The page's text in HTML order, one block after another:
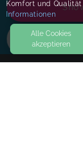
Komfort und
Informationen
Alle Cookies
akzeptieren